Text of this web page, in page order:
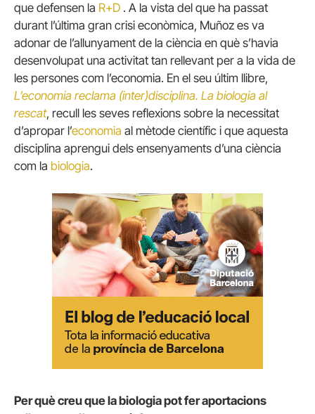
que defensen la R+D . A la vista del que ha passat
durant l’última gran crisi econòmica, Muñoz es va
adonar de l’allunyament de la ciència en què s’havia
desenvolupat una activitat tan rellevant per a la vida de
les persones com l’economia. En el seu últim llibre,
L’economia reclama (inter)disciplina. La biologia al
rescat, recull les seves reflexions sobre la necessitat
d’apropar l’economia al mètode científic i que aquesta
disciplina aprengui dels ensenyaments d’una ciència
com la biologia.
Per què creu que la biologia pot fer aportacions